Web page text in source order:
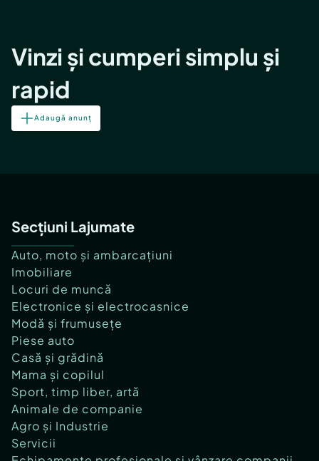
Vinzi și cumperi simplu și
rapid
Adaugă anunț
Secțiuni Lajumate
Auto, moto și ambarcațiuni
Imobiliare
Locuri de muncă
Electronice și electrocasnice
Modă și frumusețe
Piese auto
Casă și grădină
Mama și copilul
Sport, timp liber, artă
Animale de companie
Agro și Industrie
Servicii